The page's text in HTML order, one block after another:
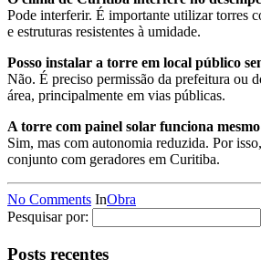
Pode interferir. É importante utilizar torres
e estruturas resistentes à umidade.
Posso instalar a torre em local público
Não. É preciso permissão da prefeitura ou
área, principalmente em vias públicas.
A torre com painel solar funciona
Sim, mas com autonomia reduzida. Por
conjunto com geradores em Curitiba.
No Comments InObra
Pesquisar por:
Posts recentes